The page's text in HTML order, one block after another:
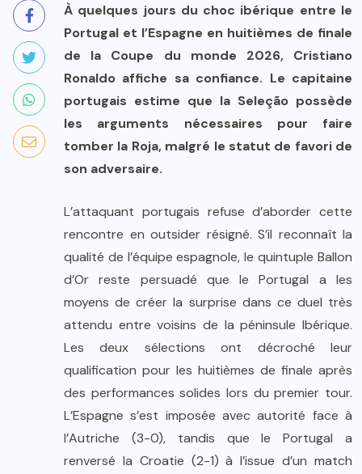
À quelques jours du choc ibérique entre le
Portugal et l’Espagne en huitièmes de finale
de la Coupe du monde 2026, Cristiano
Ronaldo affiche sa confiance. Le capitaine
portugais estime que la Seleção possède
les arguments nécessaires pour faire
tomber la Roja, malgré le statut de favori de
son adversaire.
L’attaquant portugais refuse d’aborder cette
rencontre en outsider résigné. S’il reconnaît la
qualité de l’équipe espagnole, le quintuple Ballon
d’Or reste persuadé que le Portugal a les
moyens de créer la surprise dans ce duel très
attendu entre voisins de la péninsule Ibérique.
Les deux sélections ont décroché leur
qualification pour les huitièmes de finale après
des performances solides lors du premier tour.
L’Espagne s’est imposée avec autorité face à
l’Autriche (3-0), tandis que le Portugal a
renversé la Croatie (2-1) à l’issue d’un match